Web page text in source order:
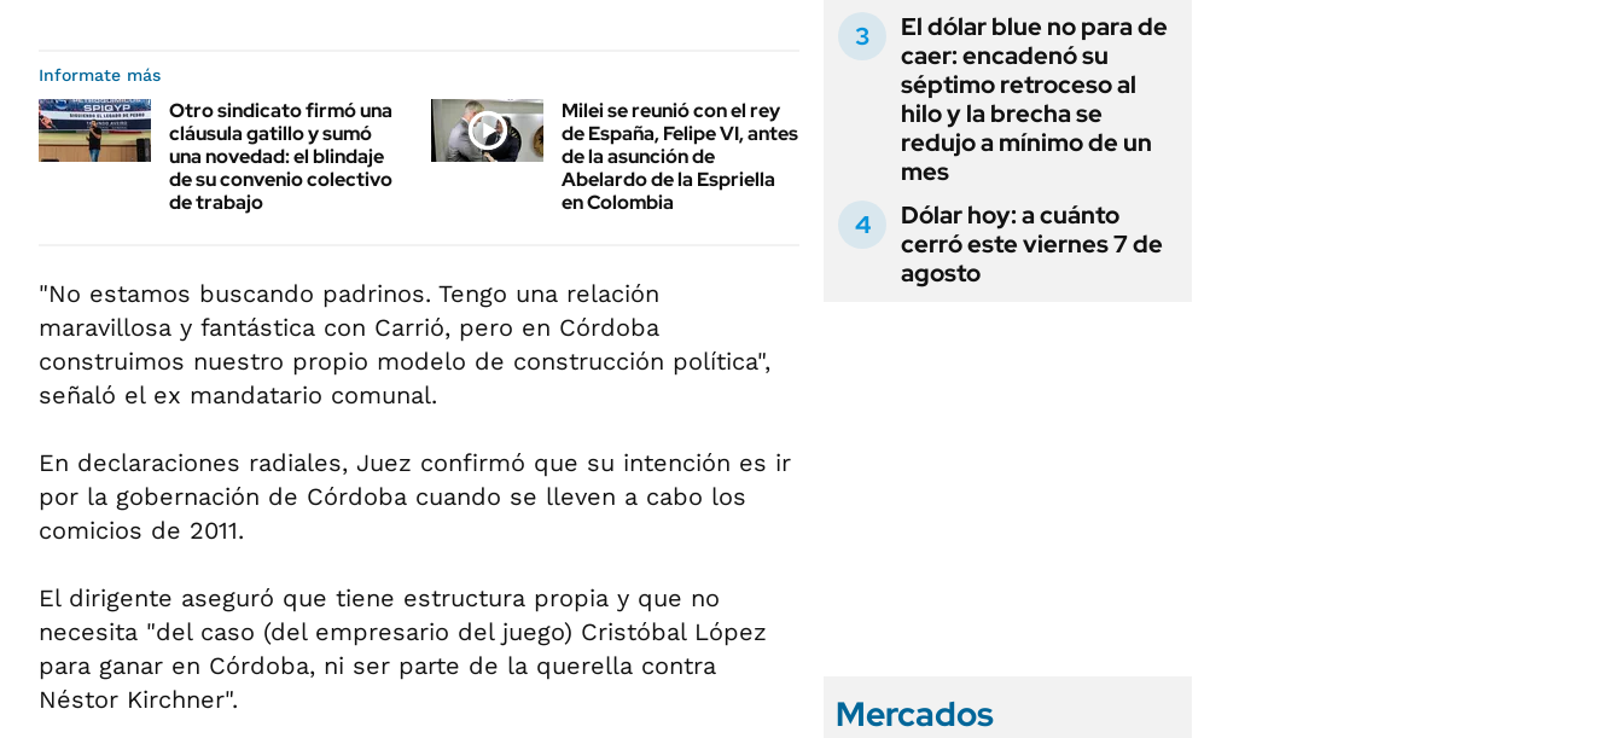
Informate más
Otro sindicato firmó una
cláusula gatillo y sumó
una novedad: el blindaje
de su convenio colectivo
de trabajo
Milei se reunió con el rey
de España, Felipe VI, antes
de la asunción de
Abelardo de la Espriella
en Colombia
"No estamos buscando padrinos. Tengo una relación
maravillosa y fantástica con Carrió, pero en Córdoba
construimos nuestro propio modelo de construcción política",
señaló el ex mandatario comunal.
En declaraciones radiales, Juez confirmó que su intención es ir
por la gobernación de Córdoba cuando se lleven a cabo los
comicios de 2011.
El dirigente aseguró que tiene estructura propia y que no
necesita "del caso (del empresario del juego) Cristóbal López
para ganar en Córdoba, ni ser parte de la querella contra
Néstor Kirchner".
El dólar blue no para de
caer: encadenó su
séptimo retroceso al
hilo y la brecha se
redujo a mínimo de un
mes
Dólar hoy: a cuánto
cerró este viernes 7 de
agosto
Mercados